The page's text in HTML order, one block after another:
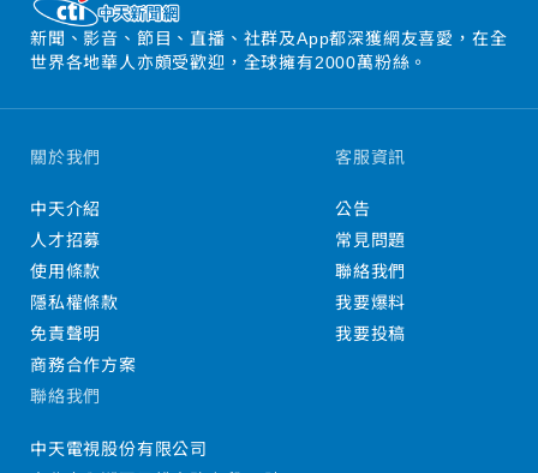
新聞、影音、節目、直播、社群及App都深獲網友喜愛，在全
世界各地華人亦頗受歡迎，全球擁有2000萬粉絲。
關於我們
中天介紹
人才招募
使用條款
隱私權條款
免責聲明
商務合作方案
客服資訊
公告
常見問題
聯絡我們
我要爆料
我要投稿
聯絡我們
中天電視股份有限公司